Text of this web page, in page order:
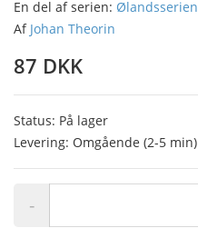
En del af serien: Ølandsserien
Af Johan Theorin
87 DKK
Status: På lager
Levering: Omgående (2-5 min)
-